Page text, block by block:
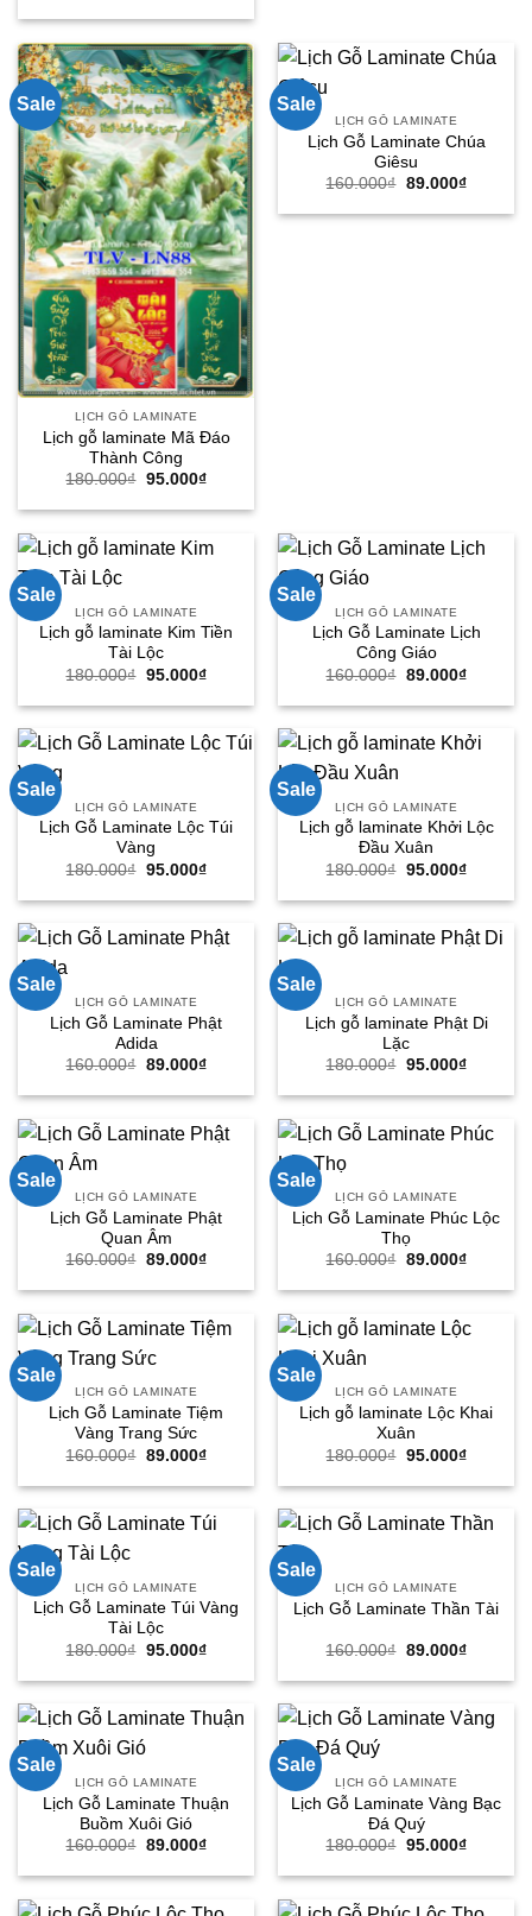
là:
tại
99.000₫.
Sale
LỊCH GỖ LAMINATE
Lịch gỗ laminate Mã Đáo
Thành Công
180.000₫ Giá
là:
95.000₫Giá
tại
95.000₫.
Sale
LỊCH GỖ LAMINATE
Lịch Gỗ Laminate Chúa
Giêsu
160.000₫ Giá
là:
89.000₫Giá
tại
Sale
LỊCH GỖ LAMINATE
Lịch gỗ laminate Kim Tiền
Tài Lộc
180.000₫ Giá
là:
95.000₫Giá
tại
95.000₫.
Sale
LỊCH GỖ LAMINATE
Lịch Gỗ Laminate Lịch
Công Giáo
160.000₫ Giá
là:
89.000₫Giá
tại
89.000₫.
Sale
LỊCH GỖ LAMINATE
Lịch Gỗ Laminate Lộc Túi
Vàng
180.000₫ Giá
là:
95.000₫Giá
tại
95.000₫.
Sale
LỊCH GỖ LAMINATE
Lịch gỗ laminate Khởi Lộc
Đầu Xuân
180.000₫ Giá
là:
95.000₫Giá
tại
95.000₫.
Sale
LỊCH GỖ LAMINATE
Lịch Gỗ Laminate Phật
Adida
160.000₫ Giá
là:
89.000₫Giá
tại
89.000₫.
Sale
LỊCH GỖ LAMINATE
Lịch gỗ laminate Phật Di
Lặc
180.000₫ Giá
là:
95.000₫Giá
tại
95.000₫.
Sale
LỊCH GỖ LAMINATE
Lịch Gỗ Laminate Phật
Quan Âm
160.000₫ Giá
là:
89.000₫Giá
tại
89.000₫.
Sale
LỊCH GỖ LAMINATE
Lịch Gỗ Laminate Phúc Lộc
Thọ
160.000₫ Giá
là:
89.000₫Giá
tại
89.000₫.
Sale
LỊCH GỖ LAMINATE
Lịch Gỗ Laminate Tiệm
Vàng Trang Sức
160.000₫ Giá
là:
89.000₫Giá
tại
89.000₫.
Sale
LỊCH GỖ LAMINATE
Lịch gỗ laminate Lộc Khai
Xuân
180.000₫ Giá
là:
95.000₫Giá
tại
95.000₫.
Sale
LỊCH GỖ LAMINATE
Lịch Gỗ Laminate Túi Vàng
Tài Lộc
180.000₫ Giá
là:
95.000₫Giá
tại
95.000₫.
Sale
LỊCH GỖ LAMINATE
Lịch Gỗ Laminate Thần Tài
160.000₫ Giá
là:
89.000₫Giá
tại
89.000₫.
Sale
LỊCH GỖ LAMINATE
Lịch Gỗ Laminate Thuận
Buồm Xuôi Gió
160.000₫ Giá
là:
89.000₫Giá
tại
89.000₫.
Sale
LỊCH GỖ LAMINATE
Lịch Gỗ Laminate Vàng Bạc
Đá Quý
180.000₫ Giá
là:
95.000₫Giá
tại
95.000₫.